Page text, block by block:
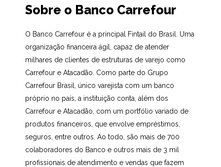
Sobre o Banco Carrefour
O Banco Carrefour é a principal Fintail do Brasil. Uma
organização financeira ágil, capaz de atender
milhares de clientes de estruturas de varejo como
Carrefour e Atacadão. Como parte do Grupo
Carrefour Brasil, único varejista com um banco
próprio no país, a instituição conta, além dos
Carrefour e Atacadão, com um portfólio variado de
produtos financeiros, que envolve empréstimos,
seguros, entre outros. Ao todo, são mais de 700
colaboradores do Banco e outros mais de 3 mil
profissionais de atendimento e vendas que fazem